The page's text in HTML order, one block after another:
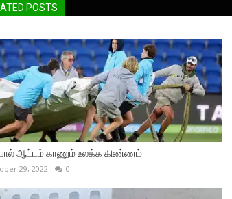
POSTS
ஆட்டம் காணும் உலக்க கிண்ணம்
29, 2022 0